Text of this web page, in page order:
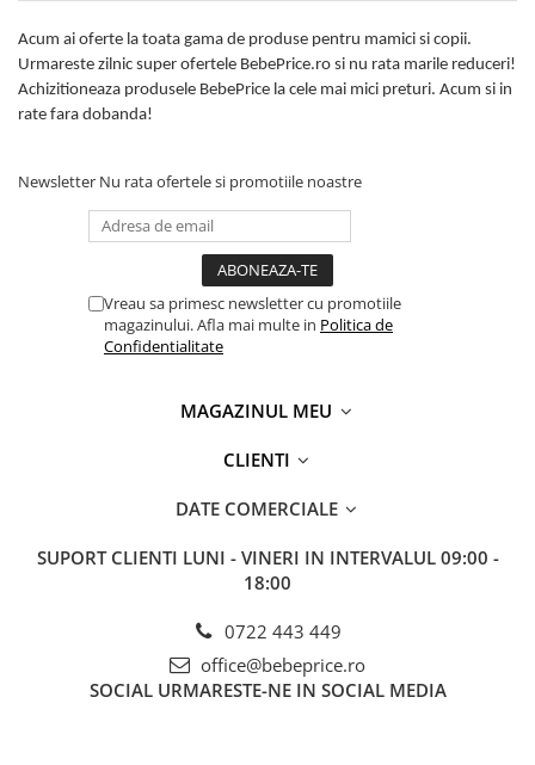
Acum ai oferte la toata gama de produse pentru mamici si copii.
Urmareste zilnic super ofertele BebePrice.ro si nu rata marile reduceri!
Achizitioneaza produsele BebePrice la cele mai mici preturi. Acum si in
rate fara dobanda!
Newsletter Nu rata ofertele si promotiile noastre
Vreau sa primesc newsletter cu promotiile
magazinului. Afla mai multe in Politica de
Confidentialitate
MAGAZINUL MEU
CLIENTI
DATE COMERCIALE
SUPORT CLIENTI LUNI - VINERI IN INTERVALUL 09:00 -
18:00
0722 443 449
office@bebeprice.ro
SOCIAL URMARESTE-NE IN SOCIAL MEDIA